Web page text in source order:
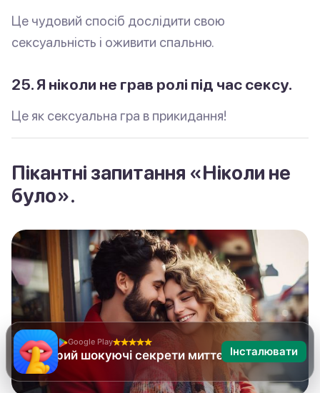
Це чудовий спосіб дослідити свою
сексуальність і оживити спальню.
25. Я ніколи не грав ролі під час сексу.
Це як сексуальна гра в прикидання!
Пікантні запитання «Ніколи не
було».
Google Play
Я ніколи не Інсталювати